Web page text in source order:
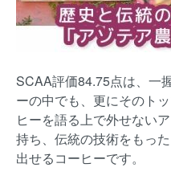
SCAA評価84.75点は、一
ーの中でも、更にそのト
ヒーを語る上で外せない
持ち、伝統の技術をもっ
出せるコーヒーです。